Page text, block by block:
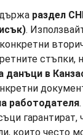
раздел
.
стъпки,
данъци в
работодателя
гарантират,
които често